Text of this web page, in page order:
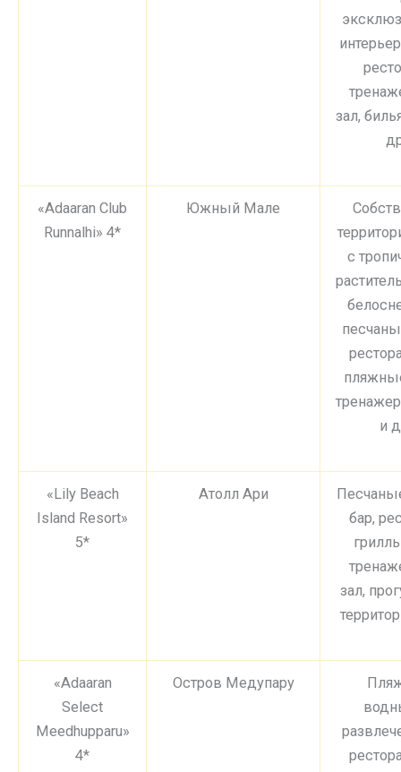
зал,
«Adaaran Club
Runnalhi» 4*
Южный Мале
с
и
«Lily Beach
Island Resort»
5*
Атолл Ари
бар,
зал,
«Adaaran
Select
Meedhupparu»
4*
Остров Медупару